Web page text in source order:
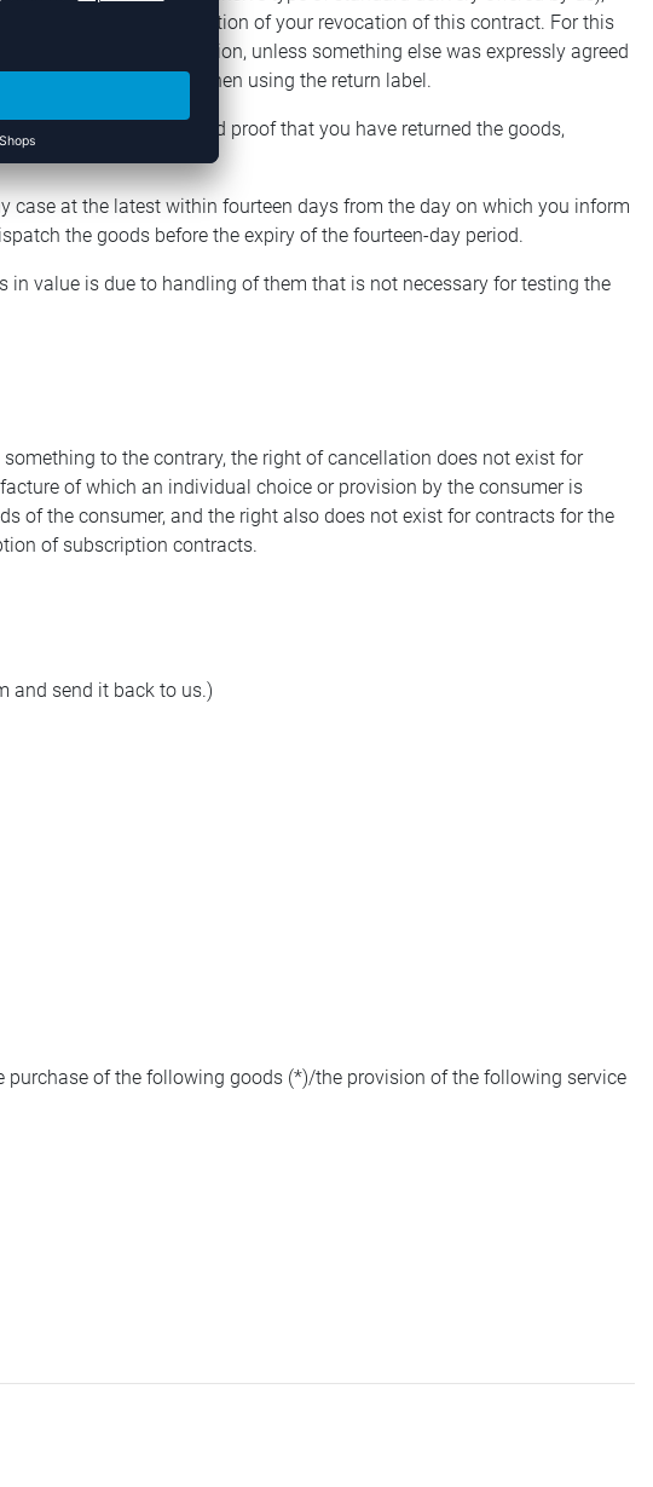
we received notification of your revocation of this contract. For this
for the original transaction, unless something else was expressly agreed
price of the return when using the return label.
until you have provided proof that you have returned the goods,
case at the latest within fourteen days from the day on which you inform
the goods before the expiry of the fourteen-day period.
value is due to handling of them that is not necessary for testing the
to the contrary, the right of cancellation does not exist for
of which an individual choice or provision by the consumer is
of the consumer, and the right also does not exist for contracts for the
of subscription contracts.
and send it back to us.)
of the following goods (*)/the provision of the following service